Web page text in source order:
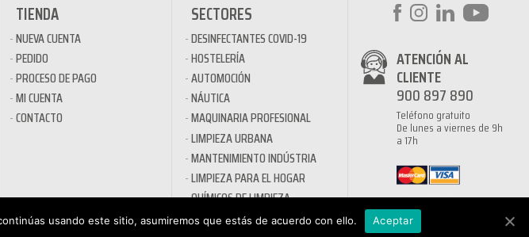
TIENDA
NUEVA CUENTA
PEDIDO
PROCESO DE PAGO
MI CUENTA
CONTACTO
SECTORES
DESINFECTANTES COVID-19
HOSTELERÍA
AUTOMOCIÓN
NÁUTICA
MAQUINARIA PROFESIONAL
LIMPIEZA URBANA
MANTENIMIENTO INDÚSTRIA
LIMPIEZA PARA EL HOGAR
QUÍMICOS DE LIMPIEZA
ECOLÓGICOS
ATENCIÓN AL
CLIENTE
900 897 890
Teléfono gratuito
De lunes a viernes de 9h
a 17h
usando este sitio, asumiremos que estás de acuerdo con ello. Aceptar